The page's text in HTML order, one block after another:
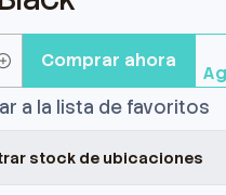
Comprar ahora
a la lista de favoritos
stock de ubicaciones